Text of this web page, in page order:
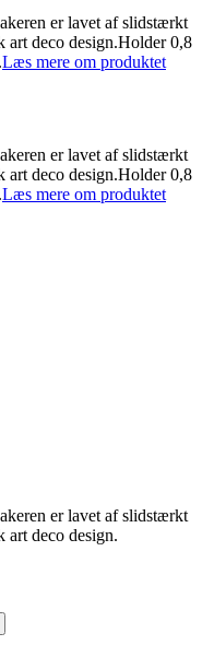
er lavet af slidstærkt
art deco design.Holder 0,8
Læs mere om produktet
er lavet af slidstærkt
art deco design.Holder 0,8
Læs mere om produktet
er lavet af slidstærkt
art deco design.